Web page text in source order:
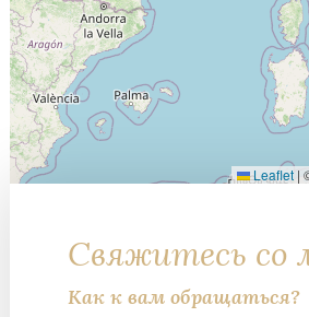
Leaflet |
Свяжитесь со
Как к вам обращаться?